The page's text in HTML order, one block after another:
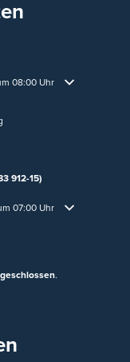
auszublenden
08:00 Uhr
912-15)
auszublenden
07:00 Uhr
.